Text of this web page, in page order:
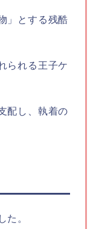
」とする残酷
られる王子ケ
配し、執着の
た。